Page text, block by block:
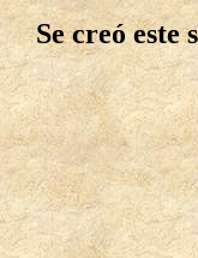
Se creó este